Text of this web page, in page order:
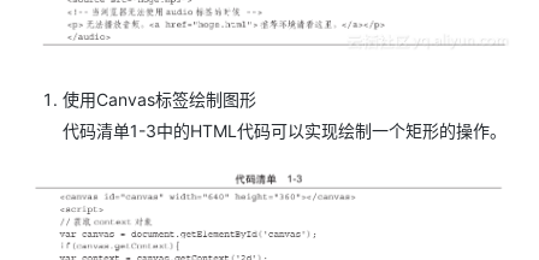
使用Canvas标签绘制图形
代码清单1-3中的HTML代码可以实现绘制一个矩形的操作。